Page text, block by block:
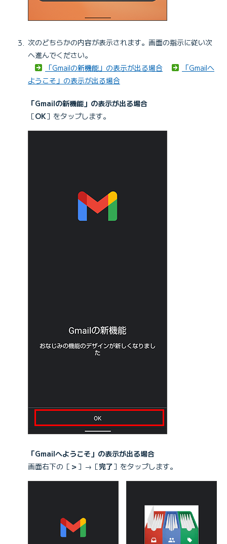
次のどちらかの内容が表示されます。画面の指示に従い次
へ進んでください。
「Gmailの新機能」の表示が出る場合
「Gmailへ
ようこそ」の表示が出る場合
「Gmailの新機能」の表示が出る場合
［OK］をタップします。
「Gmailへようこそ」の表示が出る場合
画面右下の［ ＞ ］→［完了］をタップします。